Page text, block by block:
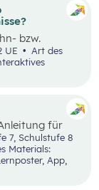
bzw.
ihre
eigene
erstellen
Der Fokus
UE
herangeführt
für
ein echtes
Vom
erfunden?)
Design
Schulstufe 5, Schulstufe 6, Schulstufe 7, Schulstufe 8
App,